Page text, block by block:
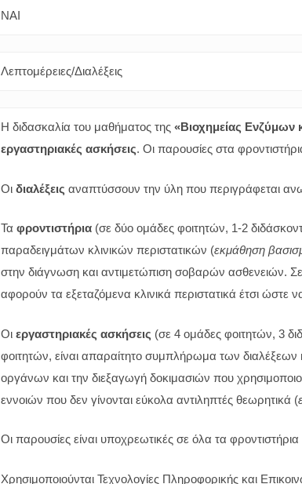
ΝΑΙ
Λεπτομέρειες/Διαλέξεις
Η διδασκαλία του μαθήματος της «Βιοχημείας
εργαστηριακές ασκήσεις. Οι παρουσίες στα
Οι διαλέξεις αναπτύσσουν την ύλη που περιγράφεται
Τα φροντιστήρια (σε δύο ομάδες φοιτητών, 1-2
παραδειγμάτων κλινικών περιστατικών (εκμάθηση
στην διάγνωση και αντιμετώπιση σοβαρών ασθενειών. Σε
αφορούν τα εξεταζόμενα κλινικά περιστατικά έτσι ώστε
Οι εργαστηριακές ασκήσεις (σε 4 ομάδες φοιτητών, 3
φοιτητών, είναι απαραίτητο συμπλήρωμα των διαλέξεων
οργάνων και την διεξαγωγή δοκιμασιών που
εννοιών που δεν γίνονται εύκολα αντιληπτές θεωρητικά (
Οι παρουσίες είναι υποχρεωτικές σε όλα τα φροντιστήρια
Χρησιμοποιούνται Τεχνολογίες Πληροφορικής και